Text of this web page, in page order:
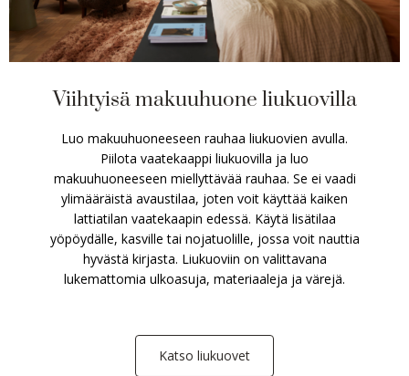
Viihtyisä makuuhuone liukuovilla
Luo makuuhuoneeseen rauhaa liukuovien avulla.
Piilota vaatekaappi liukuovilla ja luo
makuuhuoneeseen miellyttävää rauhaa. Se ei vaadi
ylimääräistä avaustilaa, joten voit käyttää kaiken
lattiatilan vaatekaapin edessä. Käytä lisätilaa
yöpöydälle, kasville tai nojatuolille, jossa voit nauttia
hyvästä kirjasta. Liukuoviin on valittavana
lukemattomia ulkoasuja, materiaaleja ja värejä.
Katso liukuovet